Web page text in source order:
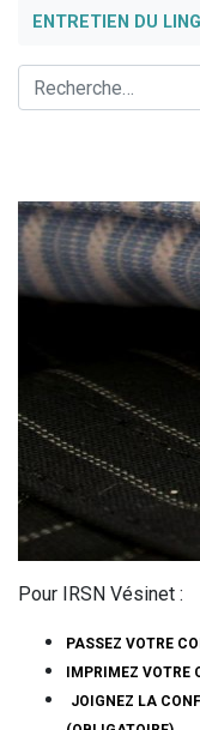
ENTRETIEN DU
Pour IRSN Vésinet :
PASSEZ VOTRE
IMPRIMEZ
JOIGNEZ LA